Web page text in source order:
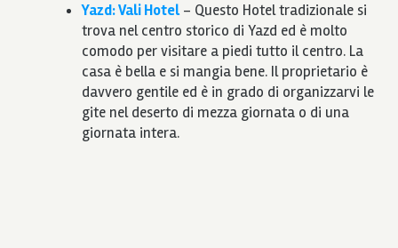
Yazd: Vali Hotel– Questo Hotel tradizionale si
trova nel centro storico di Yazd ed è molto
comodo per visitare a piedi tutto il centro. La
casa è bella e si mangia bene. Il proprietario è
davvero gentile ed è in grado di organizzarvi le
gite nel deserto di mezza giornata o di una
giornata intera.